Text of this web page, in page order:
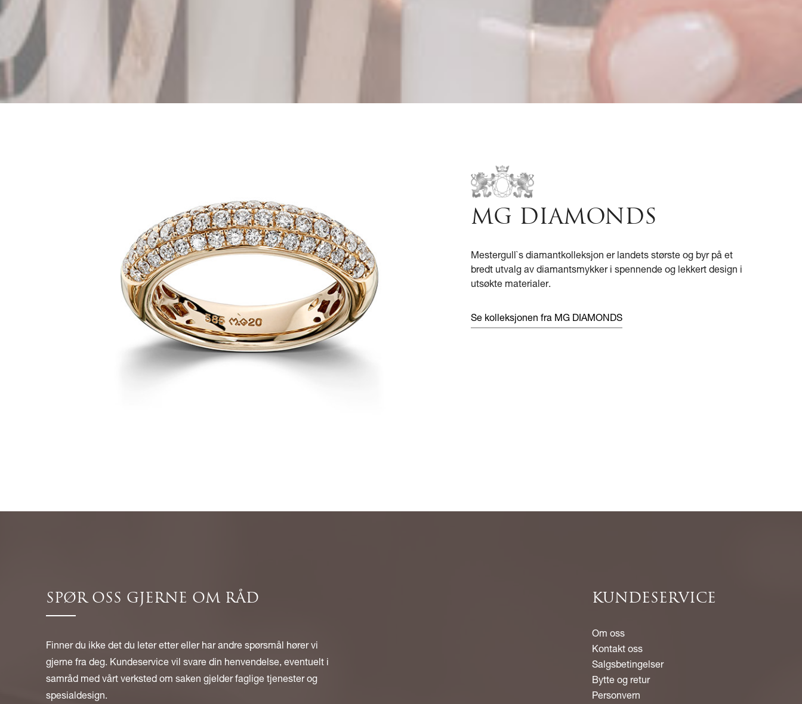
MG DIAMONDS
Mestergull`s diamantkolleksjon er landets største og byr på et
bredt utvalg av diamantsmykker i spennende og lekkert design i
utsøkte materialer.
Se kolleksjonen fra MG DIAMONDS
SPØR OSS GJERNE OM RÅD
Finner du ikke det du leter etter eller har andre spørsmål hører vi
gjerne fra deg. Kundeservice vil svare din henvendelse, eventuelt i
samråd med vårt verksted om saken gjelder faglige tjenester og
spesialdesign.
KUNDESERVICE
Om oss
Kontakt oss
Salgsbetingelser
Bytte og retur
Personvern